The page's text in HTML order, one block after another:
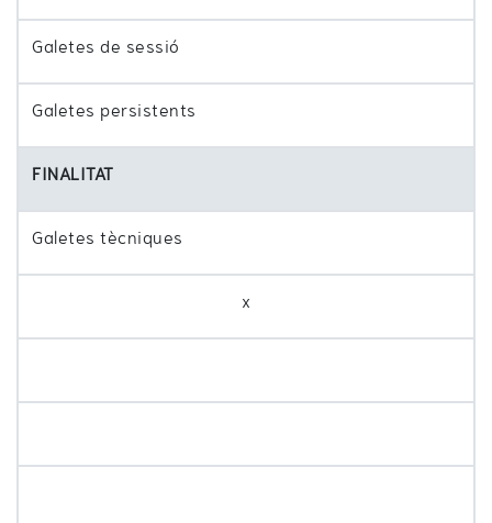
Galetes de sessió
Galetes persistents
FINALITAT
Galetes tècniques
x